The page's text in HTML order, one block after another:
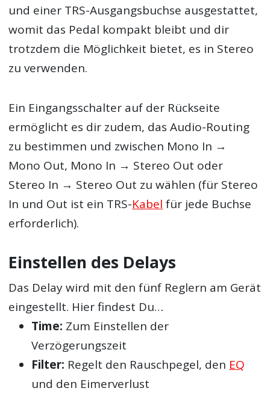
und einer TRS-Ausgangsbuchse ausgestattet,
womit das Pedal kompakt bleibt und dir
trotzdem die Möglichkeit bietet, es in Stereo
zu verwenden.
Ein Eingangsschalter auf der Rückseite
ermöglicht es dir zudem, das Audio-Routing
zu bestimmen und zwischen Mono In →
Mono Out, Mono In → Stereo Out oder
Stereo In → Stereo Out zu wählen (für Stereo
In und Out ist ein TRS-Kabel für jede Buchse
erforderlich).
Einstellen des Delays
Das Delay wird mit den fünf Reglern am Gerät
eingestellt. Hier findest Du…
Time: Zum Einstellen der
Verzögerungszeit
Filter: Regelt den Rauschpegel, den EQ
und den Eimerverlust